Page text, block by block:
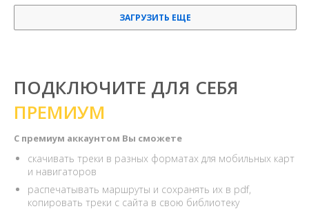
ЗАГРУЗИТЬ ЕЩЕ
ПОДКЛЮЧИТЕ ДЛЯ СЕБЯ
ПРЕМИУМ
С премиум аккаунтом Вы сможете
скачивать треки в разных форматах для мобильных карт
и навигаторов
распечатывать маршруты и сохранять их в pdf,
копировать треки с сайта в свою библиотеку